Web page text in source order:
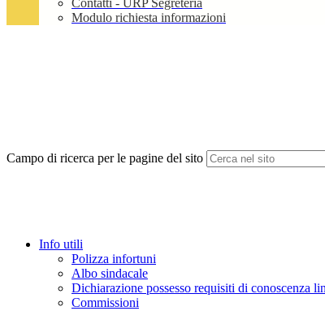
Contatti - URP Segreteria
Modulo richiesta informazioni
Campo di ricerca per le pagine del sito
Info utili
Polizza infortuni
Albo sindacale
Dichiarazione possesso requisiti di conoscenza
Commissioni